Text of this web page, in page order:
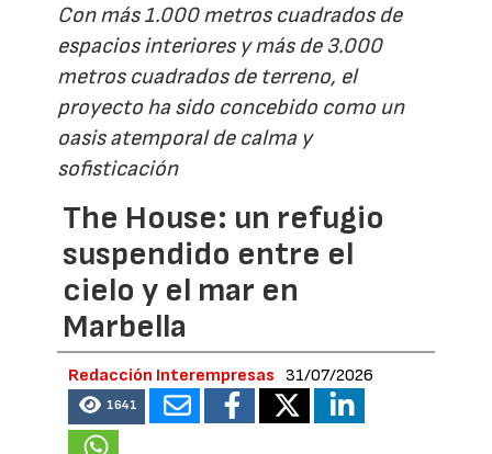
Con más 1.000 metros cuadrados de
espacios interiores y más de 3.000
metros cuadrados de terreno, el
proyecto ha sido concebido como un
oasis atemporal de calma y
sofisticación
The House: un refugio
suspendido entre el
cielo y el mar en
Marbella
Redacción Interempresas 31/07/2026
1641